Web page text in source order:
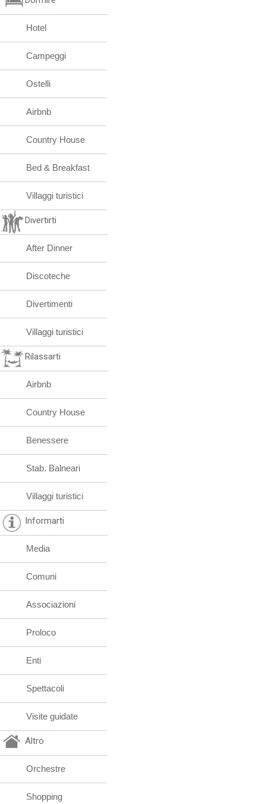
Hotel
Campeggi
Ostelli
Airbnb
Country House
Bed & Breakfast
Villaggi turistici
Divertirti
After Dinner
Discoteche
Divertimenti
Villaggi turistici
Rilassarti
Airbnb
Country House
Benessere
Stab. Balneari
Villaggi turistici
Informarti
Media
Comuni
Associazioni
Proloco
Enti
Spettacoli
Visite guidate
Altro
Orchestre
Shopping